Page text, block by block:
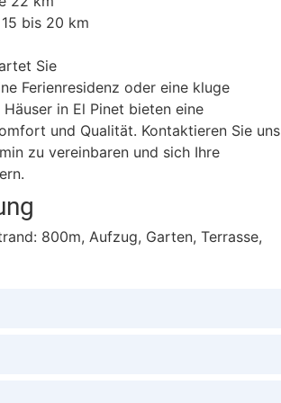
bis 20 km
Sie
Ferienresidenz oder eine kluge
in El Pinet bieten eine
und Qualität. Kontaktieren Sie uns
zu vereinbaren und sich Ihre
800m, Aufzug, Garten, Terrasse,